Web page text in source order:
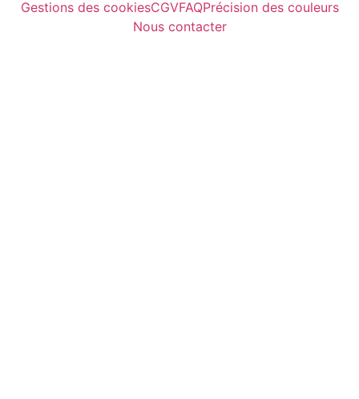
Gestions des cookiesCGVFAQPrécision des couleurs
Nous contacter